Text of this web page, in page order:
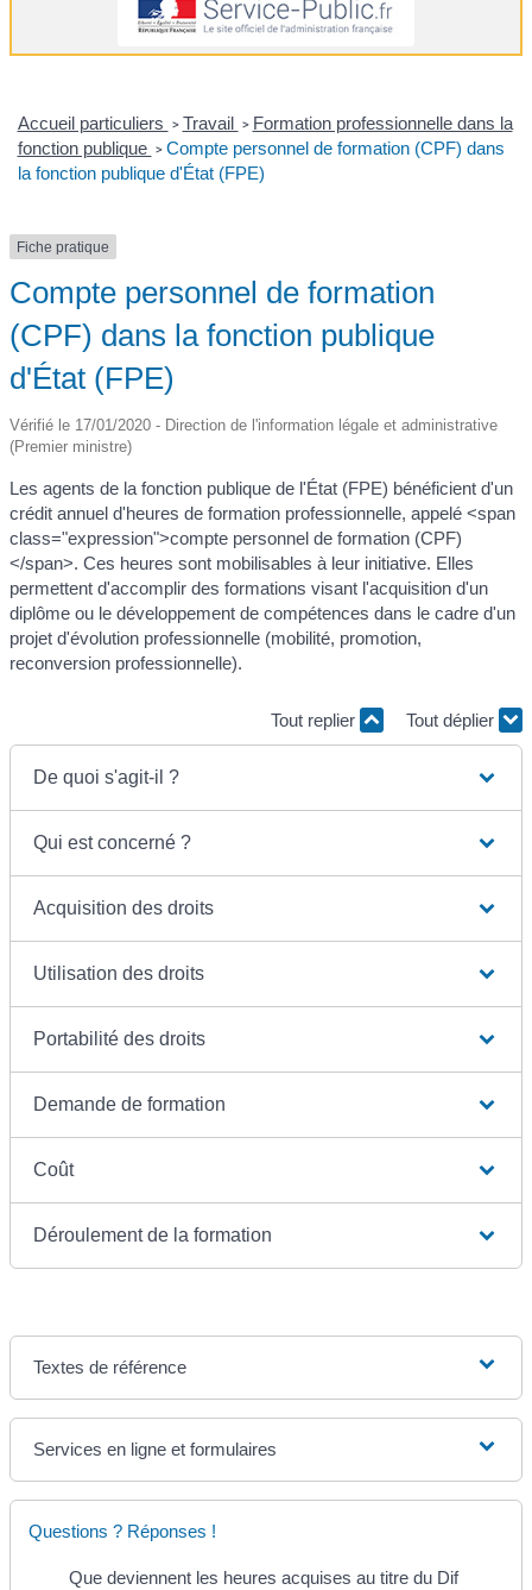
Accueil particuliers > Travail > Formation professionnelle dans la
fonction publique > Compte personnel de formation (CPF) dans
la fonction publique d'État (FPE)
Fiche pratique
Compte personnel de formation
(CPF) dans la fonction publique
d'État (FPE)
Vérifié le 17/01/2020 - Direction de l'information légale et administrative
(Premier ministre)
Les agents de la fonction publique de l'État (FPE) bénéficient d'un
crédit annuel d'heures de formation professionnelle, appelé <span
class="expression">compte personnel de formation (CPF)
</span>. Ces heures sont mobilisables à leur initiative. Elles
permettent d'accomplir des formations visant l'acquisition d'un
diplôme ou le développement de compétences dans le cadre d'un
projet d'évolution professionnelle (mobilité, promotion,
reconversion professionnelle).
Tout replier Tout déplier
De quoi s'agit-il ?
Qui est concerné ?
Acquisition des droits
Utilisation des droits
Portabilité des droits
Demande de formation
Coût
Déroulement de la formation
Textes de référence
Services en ligne et formulaires
Questions ? Réponses !
Que deviennent les heures acquises au titre du Dif